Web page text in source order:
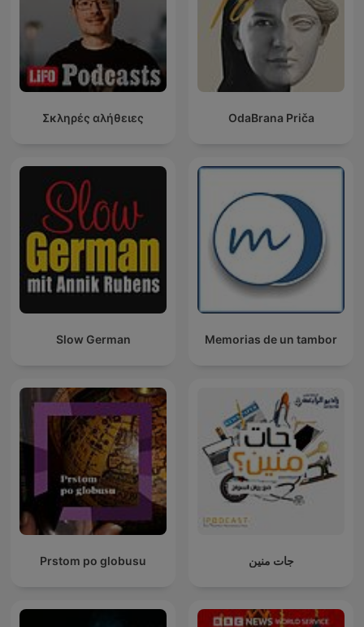
Σκληρές αλήθειες OdaBrana Priča
Slow German Memorias de un tambor
Prstom po globusu جات منين